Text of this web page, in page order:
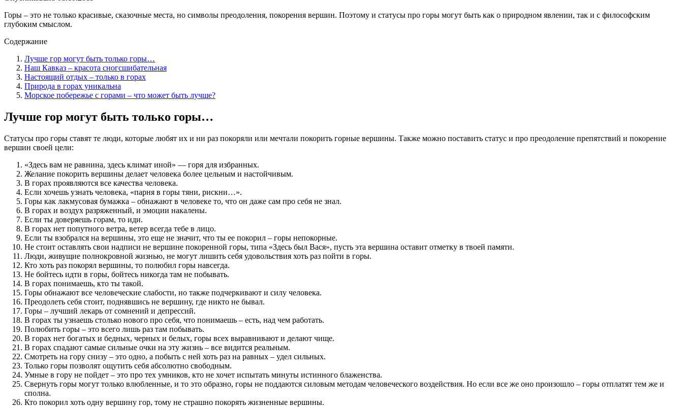
Горы – это не только красивые, сказочные места, но символы преодоления, покорения вершин. Поэтому и статусы про горы могут быть как о природном явлении, так и с философским
глубоким смыслом.
Содержание
Лучше гор могут быть только горы…
Наш Кавказ – красота сногсшибательная
Настоящий отдых – только в горах
Природа в горах уникальна
Морское побережье с горами – что может быть лучше?
Лучше гор могут быть только горы…
Статусы про горы ставят те люди, которые любят их и ни раз покоряли или мечтали покорить горные вершины. Также можно поставить статус и про преодоление препятствий и покорение
вершин своей цели:
«Здесь вам не равнина, здесь климат иной» — горя для избранных.
Желание покорить вершины делает человека более цельным и настойчивым.
В горах проявляются все качества человека.
Если хочешь узнать человека, «парня в горы тяни, рискни…».
Горы как лакмусовая бумажка – обнажают в человеке то, что он даже сам про себя не знал.
В горах и воздух разряженный, и эмоции накалены.
Если ты доверяешь горам, то иди.
В горах нет попутного ветра, ветер всегда тебе в лицо.
Если ты взобрался на вершины, это еще не значит, что ты ее покорил – горы непокорные.
Не стоит оставлять свои надписи не вершине покоренной горы, типа «Здесь был Вася», пусть эта вершина оставит отметку в твоей памяти.
Люди, живущие полнокровной жизнью, не могут лишить себя удовольствия хоть раз пойти в горы.
Кто хоть раз покорял вершины, то полюбил горы навсегда.
Не бойтесь идти в горы, бойтесь никогда там не побывать.
В горах понимаешь, кто ты такой.
Горы обнажают все человеческие слабости, но также подчеркивают и силу человека.
Преодолеть себя стоит, поднявшись не вершину, где никто не бывал.
Горы – лучший лекарь от сомнений и депрессий.
В горах ты узнаешь столько нового про себя, что понимаешь – есть, над чем работать.
Полюбить горы – это всего лишь раз там побывать.
В горах нет богатых и бедных, черных и белых, горы всех выравнивают и делают чище.
В горах спадают самые сильные очки на эту жизнь – все видится реальным.
Смотреть на гору снизу – это одно, а побыть с ней хоть раз на равных – удел сильных.
Только горы позволят ощутить себя абсолютно свободным.
Умные в гору не пойдет – это про тех умников, кто не хочет испытать минуты истинного блаженства.
Свернуть горы могут только влюбленные, и то это образно, горы не поддаются силовым методам человеческого воздействия. Но если все же оно произошло – горы отплатят тем же и
сполна.
Кто покорил хоть одну вершину гор, тому не страшно покорять жизненные вершины.